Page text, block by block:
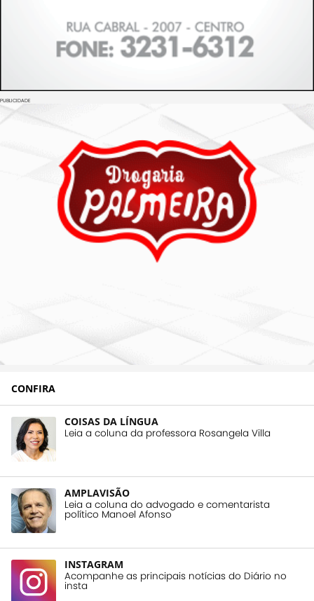
PUBLICIDADE
CONFIRA
COISAS DA LÍNGUA
Leia a coluna da professora Rosangela Villa
AMPLAVISÃO
Leia a coluna do advogado e comentarista
político Manoel Afonso
INSTAGRAM
Acompanhe as principais notícias do Diário no
insta